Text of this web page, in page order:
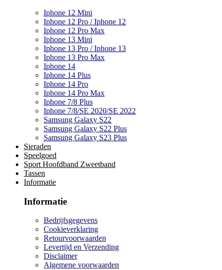
Iphone 12 Mini
Iphone 12 Pro / Iphone 12
Iphone 12 Pro Max
Iphone 13 Mini
Iphone 13 Pro / Iphone 13
Iphone 13 Pro Max
Iphone 14
Iphone 14 Plus
Iphone 14 Pro
Iphone 14 Pro Max
Iphone 7/8 Plus
Iphone 7/8/SE 2020/SE 2022
Samsung Galaxy S22
Samsung Galaxy S22 Plus
Samsung Galaxy S23 Plus
Sieraden
Speelgoed
Sport Hoofdband Zweetband
Tassen
Informatie
Informatie
Bedrijfsgegevens
Cookieverklaring
Retourvoorwaarden
Levertijd en Verzending
Disclaimer
Algemene voorwaarden